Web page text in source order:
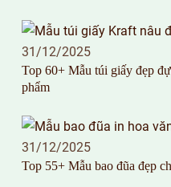
31/12/2025
Top 60+ Mẫu túi giấy đẹp
phẩm
31/12/2025
Top 55+ Mẫu bao đũa đẹp